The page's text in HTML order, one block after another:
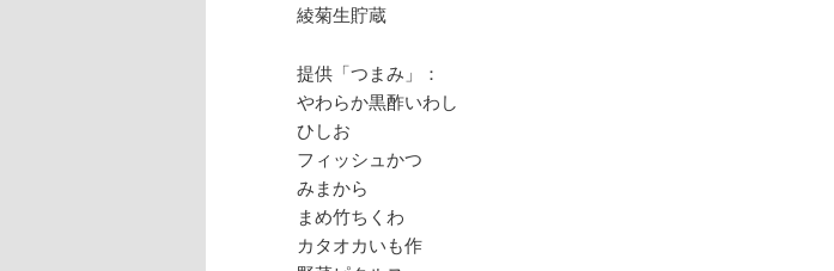
綾菊生貯蔵
提供「つまみ」：
やわらか黒酢いわし
ひしお
フィッシュかつ
みまから
まめ竹ちくわ
カタオカいも作